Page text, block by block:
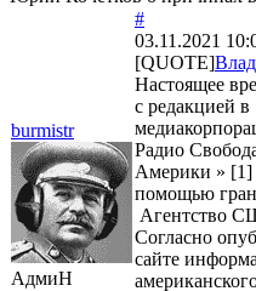
burmistr
АдмиН
#
03.11.2021
[QUOTE]
Настоящее
с редакцией
Радио
Америки » [1]
помощью
Агентство
Согласно
сайте